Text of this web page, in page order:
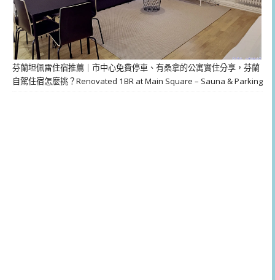
芬蘭坦佩雷住宿推薦｜市中心免費停車、有桑拿的公寓實住分享，芬蘭
自駕住宿怎麼挑？Renovated 1BR at Main Square – Sauna & Parking